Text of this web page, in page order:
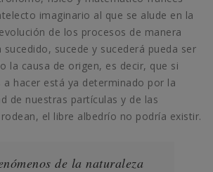
imaginario al que se alude en la
de los procesos de manera
sucede y sucederá pueda ser
la causa de origen, es decir, que si
hacer está ya determinado por la
de nuestras partículas y de las
el libre albedrío no podría existir.
de la naturaleza